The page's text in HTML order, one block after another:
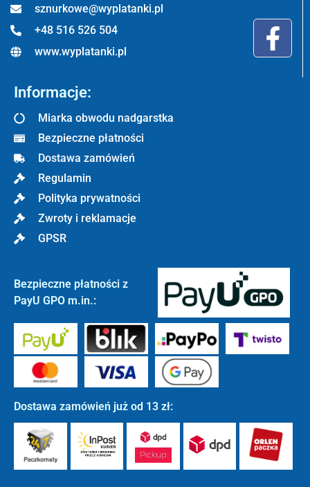
sznurkowe@wyplatanki.pl
+48 516 526 504
www.wyplatanki.pl
Informacje:
Miarka obwodu nadgarstka
Bezpieczne płatności
Dostawa zamówień
Regulamin
Polityka prywatności
Zwroty i reklamacje
GPSR
Bezpieczne płatności z
PayU GPO m.in.:
Dostawa zamówień już od 13 zł: